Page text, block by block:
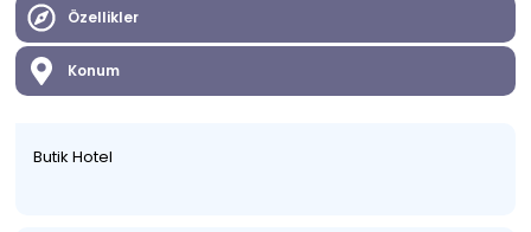
Özellikler
Konum
Butik Hotel